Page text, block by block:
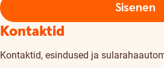
Sisenen
Kontaktid
Kontaktid, esindused ja